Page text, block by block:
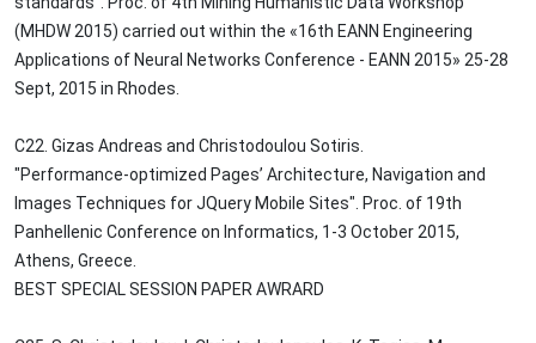
(MHDW 2015) carried out within the «16th EANN Engineering
Applications of Neural Networks Conference - EANN 2015» 25-28
Sept, 2015 in Rhodes.
C22. Gizas Andreas and Christodoulou Sotiris.
"Performance-optimized Pages’ Architecture, Navigation and
Images Techniques for JQuery Mobile Sites". Proc. of 19th
Panhellenic Conference on Informatics, 1-3 October 2015,
Athens, Greece.
BEST SPECIAL SESSION PAPER AWRARD